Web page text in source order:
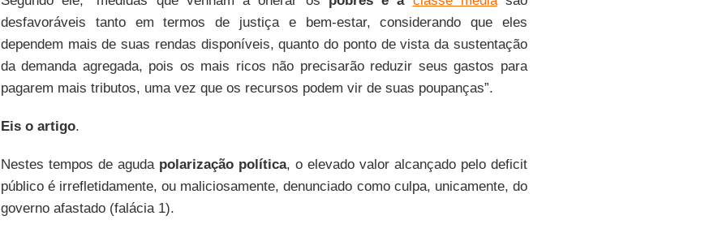
desfavoráveis tanto em termos de justiça e bem-estar, considerando que eles
dependem mais de suas rendas disponíveis, quanto do ponto de vista da sustentação
da demanda agregada, pois os mais ricos não precisarão reduzir seus gastos para
pagarem mais tributos, uma vez que os recursos podem vir de suas poupanças”.
Eis o artigo.
Nestes tempos de aguda polarização política, o elevado valor alcançado pelo deficit
público é irrefletidamente, ou maliciosamente, denunciado como culpa, unicamente, do
governo afastado (falácia 1).